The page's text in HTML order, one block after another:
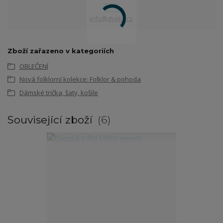
info@dvetu.cz
Zboží zařazeno v kategoriích
OBLEČENÍ
Nová folklorní kolekce: Folklor & pohoda
Dámské trička, šaty, košile
Související zboží 6